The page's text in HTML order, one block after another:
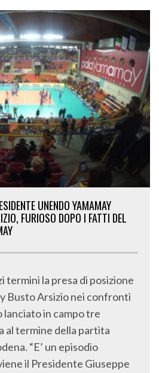
UNENDO YAMAMAY
FURIOSO DOPO I FATTI DEL
termini la presa di posizione
Busto Arsizio nei confronti
lanciato in campo tre
al termine della partita
“E’ un episodio
il Presidente Giuseppe